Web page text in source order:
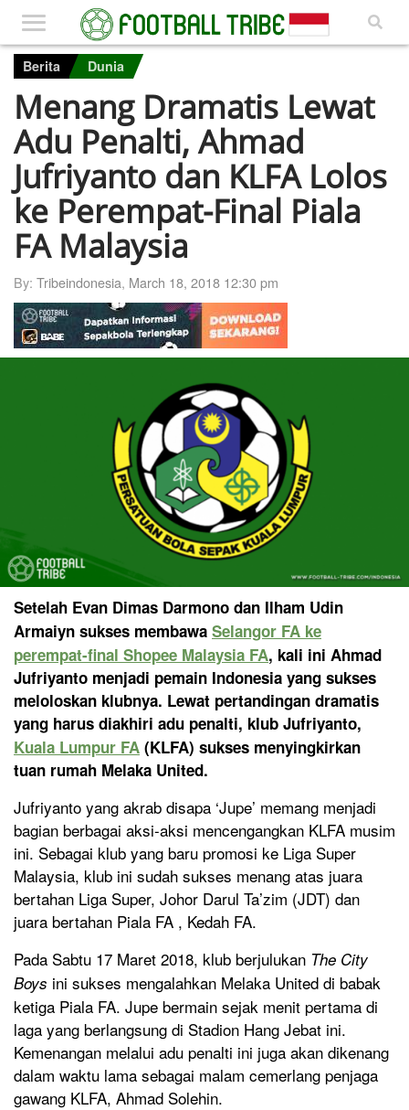
Berita Dunia
Menang Dramatis Lewat
Adu Penalti, Ahmad
Jufriyanto dan KLFA Lolos
ke Perempat-Final Piala
FA Malaysia
By: Tribeindonesia, March 18, 2018 12:30 pm
Setelah Evan Dimas Darmono dan Ilham Udin
Armaiyn sukses membawa Selangor FA ke
perempat-final Shopee Malaysia FA, kali ini Ahmad
Jufriyanto menjadi pemain Indonesia yang sukses
meloloskan klubnya. Lewat pertandingan dramatis
yang harus diakhiri adu penalti, klub Jufriyanto,
Kuala Lumpur FA (KLFA) sukses menyingkirkan
tuan rumah Melaka United.
Jufriyanto yang akrab disapa ‘Jupe’ memang menjadi
bagian berbagai aksi-aksi mencengangkan KLFA musim
ini. Sebagai klub yang baru promosi ke Liga Super
Malaysia, klub ini sudah sukses menang atas juara
bertahan Liga Super, Johor Darul Ta’zim (JDT) dan
juara bertahan Piala FA , Kedah FA.
Pada Sabtu 17 Maret 2018, klub berjulukan The City
Boys ini sukses mengalahkan Melaka United di babak
ketiga Piala FA. Jupe bermain sejak menit pertama di
laga yang berlangsung di Stadion Hang Jebat ini.
Kemenangan melalui adu penalti ini juga akan dikenang
dalam waktu lama sebagai malam cemerlang penjaga
gawang KLFA, Ahmad Solehin.